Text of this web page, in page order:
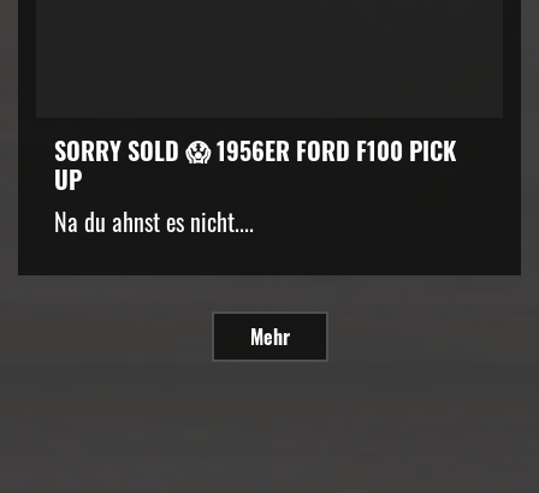
SORRY SOLD 😱 1956ER FORD F100 PICK
UP
Na du ahnst es nicht....
Mehr